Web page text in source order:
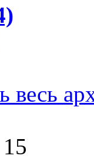
весь